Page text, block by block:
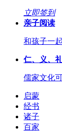
立即签到
亲子阅读
和孩子一
仁、义、
儒家文化
启蒙
经书
诸子
百家